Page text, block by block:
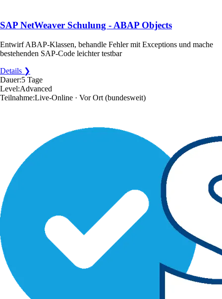
SAP NetWeaver Schulung - ABAP Objects
Entwirf ABAP-Klassen, behandle Fehler mit Exceptions und mache
bestehenden SAP-Code leichter testbar
Details ❯
Dauer:5 Tage
Level:Advanced
Teilnahme:Live-Online · Vor Ort (bundesweit)